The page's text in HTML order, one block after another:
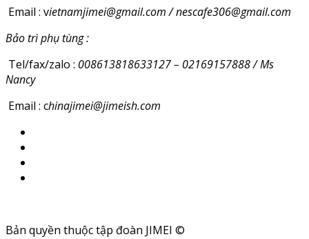
Email : vietnamjimei@gmail.com / nescafe306@gmail.com
Bảo trì phụ tùng :
Tel/fax/zalo : 008613818633127 – 02169157888 / Ms
Nancy
Email : chinajimei@jimeish.com
Bản quyền thuộc tập đoàn JIMEI ©